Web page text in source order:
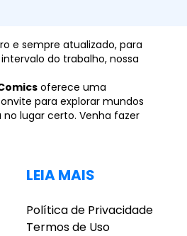
e sempre atualizado, para
do trabalho, nossa
oferece uma
para explorar mundos
lugar certo. Venha fazer
LEIA MAIS
Política de Privacidade
Termos de Uso